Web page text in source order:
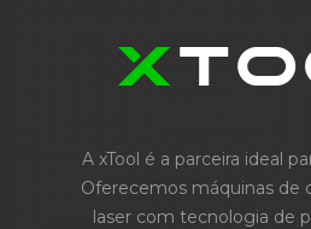
A xTool é a parceira ideal
Oferecemos máquinas de
laser com tecnologia de